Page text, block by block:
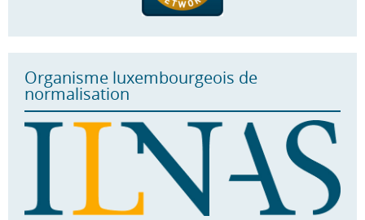
Organisme luxembourgeois de
normalisation